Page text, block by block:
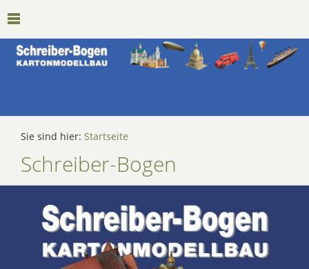
Sie sind hier: Startseite
Schreiber-Bogen